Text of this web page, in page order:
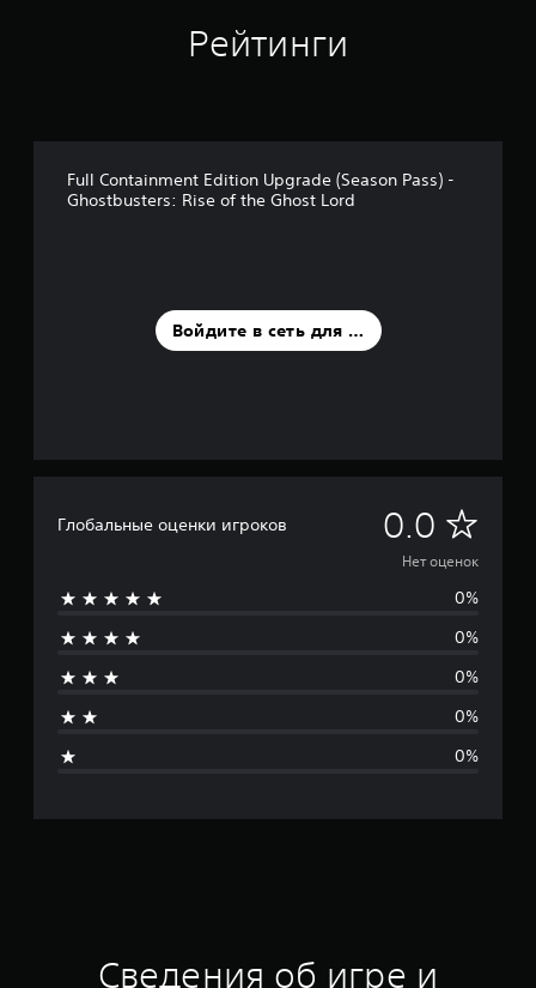
Рейтинги
Full Containment Edition Upgrade (Season Pass) -
Ghostbusters: Rise of the Ghost Lord
Войдите в сеть для оценки
Глобальные оценки игроков 0.0 Н
е
о
е
о
Нет оценок
0%
0%
0%
0%
0%
Сведения об игре и